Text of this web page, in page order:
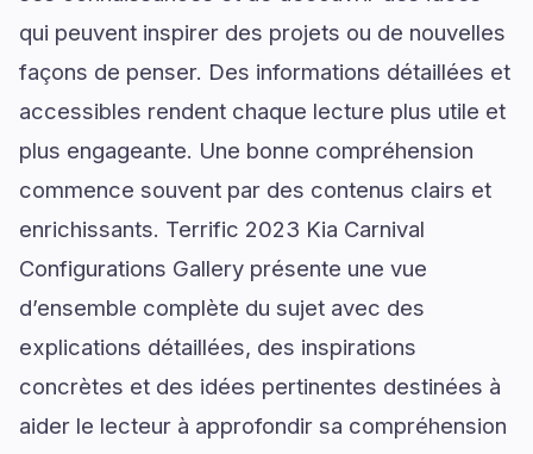
qui peuvent inspirer des projets ou de nouvelles
façons de penser. Des informations détaillées et
accessibles rendent chaque lecture plus utile et
plus engageante. Une bonne compréhension
commence souvent par des contenus clairs et
enrichissants. Terrific 2023 Kia Carnival
Configurations Gallery présente une vue
d’ensemble complète du sujet avec des
explications détaillées, des inspirations
concrètes et des idées pertinentes destinées à
aider le lecteur à approfondir sa compréhension